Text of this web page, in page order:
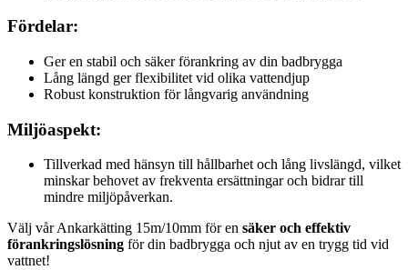
Fördelar:
Ger en stabil och säker förankring av din badbrygga
Lång längd ger flexibilitet vid olika vattendjup
Robust konstruktion för långvarig användning
Miljöaspekt:
Tillverkad med hänsyn till hållbarhet och lång livslängd, vilket
minskar behovet av frekventa ersättningar och bidrar till
mindre miljöpåverkan.
Välj vår Ankarkätting 15m/10mm för en säker och effektiv
förankringslösning för din badbrygga och njut av en trygg tid vid
vattnet!